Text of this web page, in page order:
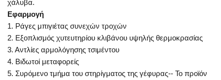
χάλυβα.
Εφαρμογή
1. Ράγες μπιγιέτας συνεχών τροχών
2. Εξοπλισμός χυτευτηρίου κλιβάνου υψηλής θερμοκρασίας
3. Αντλίες αρμολόγησης τσιμέντου
4. Βιδωτοί μεταφορείς
5. Συρόμενο τμήμα του στηρίγματος της γέφυρας-- Το προϊόν